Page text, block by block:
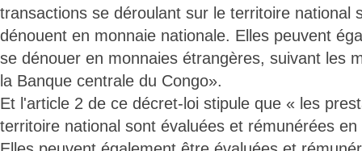
transactions se déroulant sur le territoire national
dénouent en monnaie nationale. Elles peuvent
se dénouer en monnaies étrangères, suivant les
la Banque centrale du Congo».
Et l'article 2 de ce décret-loi stipule que « les
territoire national sont évaluées et rémunérées